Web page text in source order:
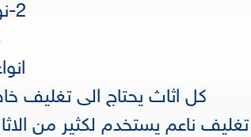
2-نوعية العفش
كل اثاث يحتاج الى تغليف
ناعم يستخدم لكثير من